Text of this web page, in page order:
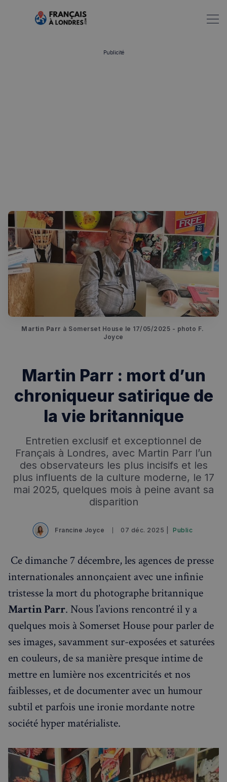
Rechercher dans Français à Londres - Magazine
RECHERCHES POPULAIRES
Annuaire des professionnels
Visites guidées
Événements à venir
Publicité
Martin Parr à Somerset House le 17/05/2025 - photo F.
Joyce
Martin Parr : mort d’un
chroniqueur satirique de
la vie britannique
Entretien exclusif et exceptionnel de
Français à Londres, avec Martin Parr l’un
des observateurs les plus incisifs et les
plus influents de la culture moderne, le 17
mai 2025, quelques mois à peine avant sa
disparition
Francine Joyce 07 déc. 2025 | Public
Ce dimanche 7 décembre, les agences de presse
internationales annonçaient avec une infinie
tristesse la mort du photographe britannique
Martin Parr. Nous l’avions rencontré il y a
quelques mois à Somerset House pour parler de
ses images, savamment sur-exposées et saturées
en couleurs, de sa manière presque intime de
mettre en lumière nos excentricités et nos
faiblesses, et de documenter avec un humour
subtil et parfois une ironie mordante notre
société hyper matérialiste.